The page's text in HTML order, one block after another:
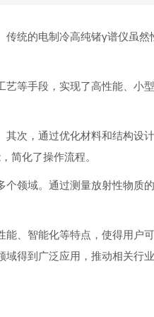
统的电制冷高纯锗γ谱仪虽然
等手段，实现了高性能、小
次，通过优化材料和结构设
简化了操作流程。
领域。通过测量放射性物质
、智能化等特点，使得用户
得到广泛应用，推动相关行业